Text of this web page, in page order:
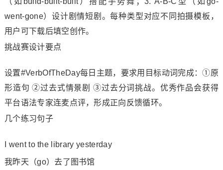
went-gone）设计剧情短剧。每种类型对应不同拍摄模板，
用户可下载后填空创作。
挑战赛设计要点
设置#VerbOfTheDay每日主题，要求用目标动词完成：①原
形造句 ②过去式情景剧 ③过去分词挑战。优秀作品会获得
平台语法专家连麦点评，形成正向反馈循环。
几个练习句子
I went to the library yesterday
我昨天（go）去了图书馆